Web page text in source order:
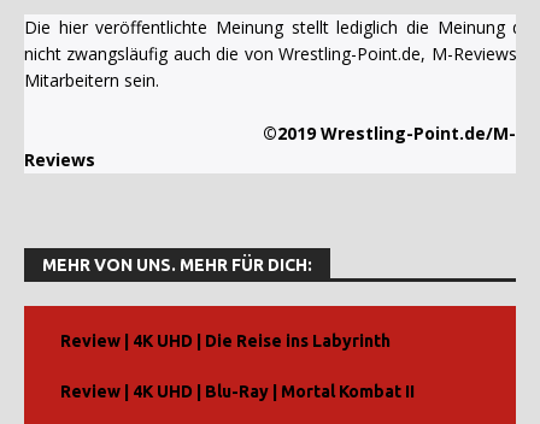
Die hier veröffentlichte Meinung stellt lediglich die Meinung
nicht zwangsläufig auch die von Wrestling-Point.de, M-Reviews
Mitarbeitern sein.
©2019 Wrestling-Point.de/M-
Reviews
MEHR VON UNS. MEHR FÜR DICH:
Review | 4K UHD | Die Reise ins Labyrinth
Review | 4K UHD | Blu-Ray | Mortal Kombat II